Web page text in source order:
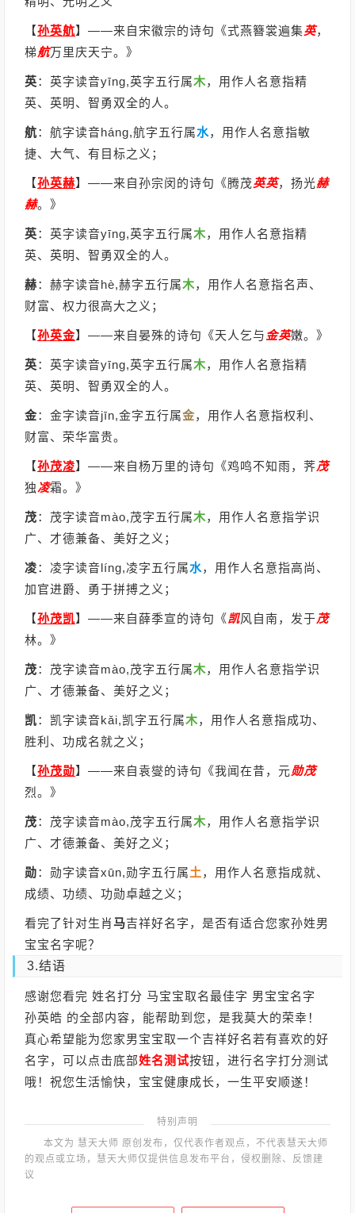
【孙英航】 ——来自宋徽宗的诗句《式燕簪裳遍集英，
梯航万里庆天宁。》
英：英字读音yīng,英字五行属木，用作人名意指精
英、英明、智勇双全的人。
航：航字读音háng,航字五行属水，用作人名意指敏
捷、大气、有目标之义；
【孙英赫】 ——来自孙宗闵的诗句《腾茂英英，扬光赫
赫。》
英：英字读音yīng,英字五行属木，用作人名意指精
英、英明、智勇双全的人。
赫：赫字读音hè,赫字五行属木，用作人名意指名声、
财富、权力很高大之义；
【孙英金】 ——来自晏殊的诗句《天人乞与 金英嫩。》
英：英字读音yīng,英字五行属木，用作人名意指精
英、英明、智勇双全的人。
金：金字读音jīn,金字五行属金，用作人名意指权利、
财富、荣华富贵。
【孙茂凌】 ——来自杨万里的诗句《鸡鸣不知雨，荠茂
独凌霜。》
茂：茂字读音mào,茂字五行属木，用作人名意指学识
广、才德兼备、美好之义；
凌：凌字读音líng,凌字五行属水，用作人名意指高尚、
加官进爵、勇于拼搏之义；
【孙茂凯】 ——来自薛季宣的诗句《凯风自南，发于茂
林。》
茂：茂字读音mào,茂字五行属木，用作人名意指学识
广、才德兼备、美好之义；
凯：凯字读音kǎi,凯字五行属木，用作人名意指成功、
胜利、功成名就之义；
【孙茂勋】 ——来自袁燮的诗句《我闻在昔，元勋茂
烈。》
茂：茂字读音mào,茂字五行属木，用作人名意指学识
广、才德兼备、美好之义；
勋：勋字读音xūn,勋字五行属土 ，用作人名意指成就、
成绩、功绩、功勋卓越之义；
看完了针对生肖马吉祥好名字，是否有适合您家孙姓男
宝宝名字呢？
3.结语
感谢您看完 姓名打分 马宝宝取名最佳字 男宝宝名字
孙英皓 的全部内容，能帮助到您，是我莫大的荣幸！
真心希望能为您家男宝宝取一个吉祥好名若有喜欢的好
名字，可以点击底部姓名测试按钮，进行名字打分测试
哦！祝您生活愉快，宝宝健康成长，一生平安顺遂！
特别声明
本文为 慧天大师 原创发布，仅代表作者观点，不代表慧天大师
的观点或立场，慧天大师仅提供信息发布平台，侵权删除、反馈建
议